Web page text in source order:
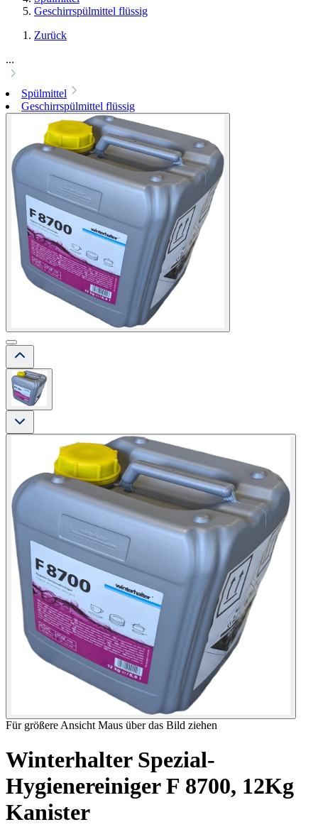
Geschirrspülmittel flüssig
Zurück
...
Spülmittel
Geschirrspülmittel flüssig
Für größere Ansicht Maus über das Bild ziehen
Winterhalter Spezial-
Hygienereiniger F 8700, 12Kg
Kanister